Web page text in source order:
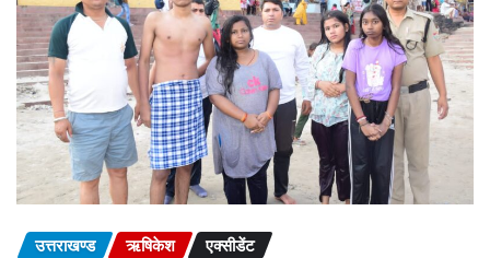
उत्तराखण्ड ऋषिकेश एक्सीडेंट